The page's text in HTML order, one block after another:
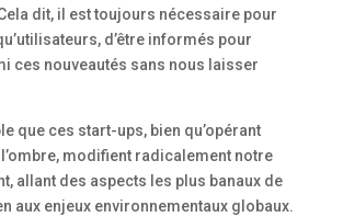
dit, il est toujours nécessaire pour
d’être informés pour
ces nouveautés sans nous laisser
que ces start-ups, bien qu’opérant
modifient radicalement notre
allant des aspects les plus banaux de
aux enjeux environnementaux globaux.